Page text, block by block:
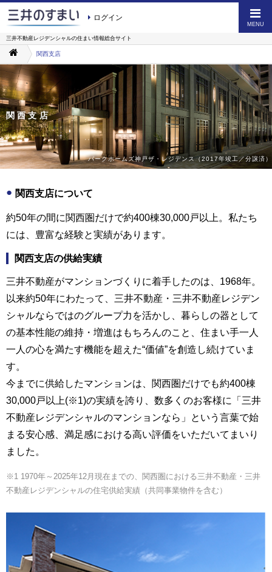
ログイン
MENU
三井不動産レジデンシャルの住まい情報総合サイト
関西支店
関西支店
パークホームズ神戸ザ・レジデンス（2017年竣工／分譲済）
関西支店について
約50年の間に関西圏だけで約400棟30,000戸以上。私たち
には、豊富な経験と実績があります。
関西支店の供給実績
三井不動産がマンションづくりに着手したのは、1968年。
以来約50年にわたって、三井不動産・三井不動産レジデン
シャルならではのグループ力を活かし、暮らしの器として
の基本性能の維持・増進はもちろんのこと、住まい手一人
一人の心を満たす機能を超えた“価値”を創造し続けていま
す。
今までに供給したマンションは、関西圏だけでも約400棟
30,000戸以上(※1)の実績を誇り、数多くのお客様に「三井
不動産レジデンシャルのマンションなら」という言葉で始
まる安心感、満足感における高い評価をいただいてまいり
ました。
※1 1970年～2025年12月現在までの、関西圏における三井不動産・三井
不動産レジデンシャルの住宅供給実績（共同事業物件を含む）